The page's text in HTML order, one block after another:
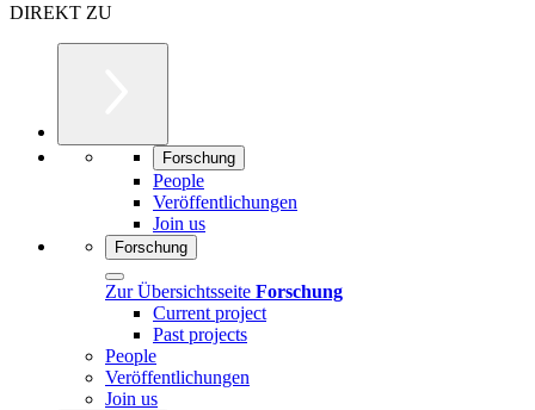
DIREKT ZU
Forschung
People
Veröffentlichungen
Join us
Forschung
Zur Übersichtsseite Forschung
Current project
Past projects
People
Veröffentlichungen
Join us